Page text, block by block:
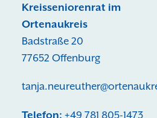
Kreisseniorenrat im
Ortenaukreis
Badstraße 20
77652 Offenburg
Telefon: +49 781 805-1473